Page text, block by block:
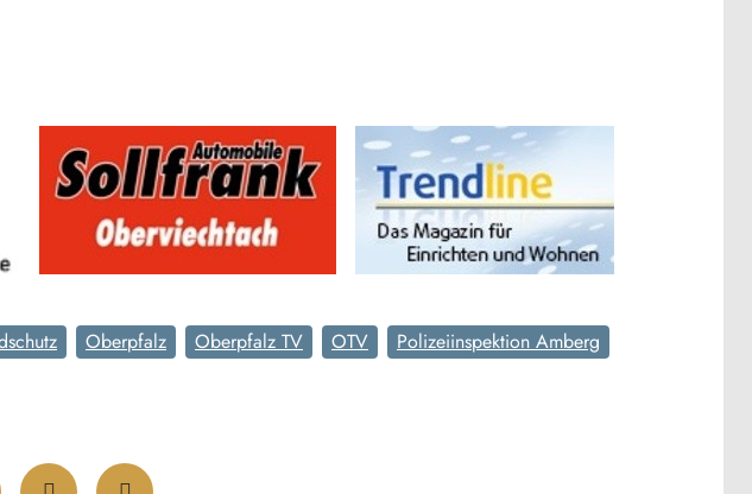
Oberpfalz Oberpfalz TV OTV
Polizeiinspektion Amberg